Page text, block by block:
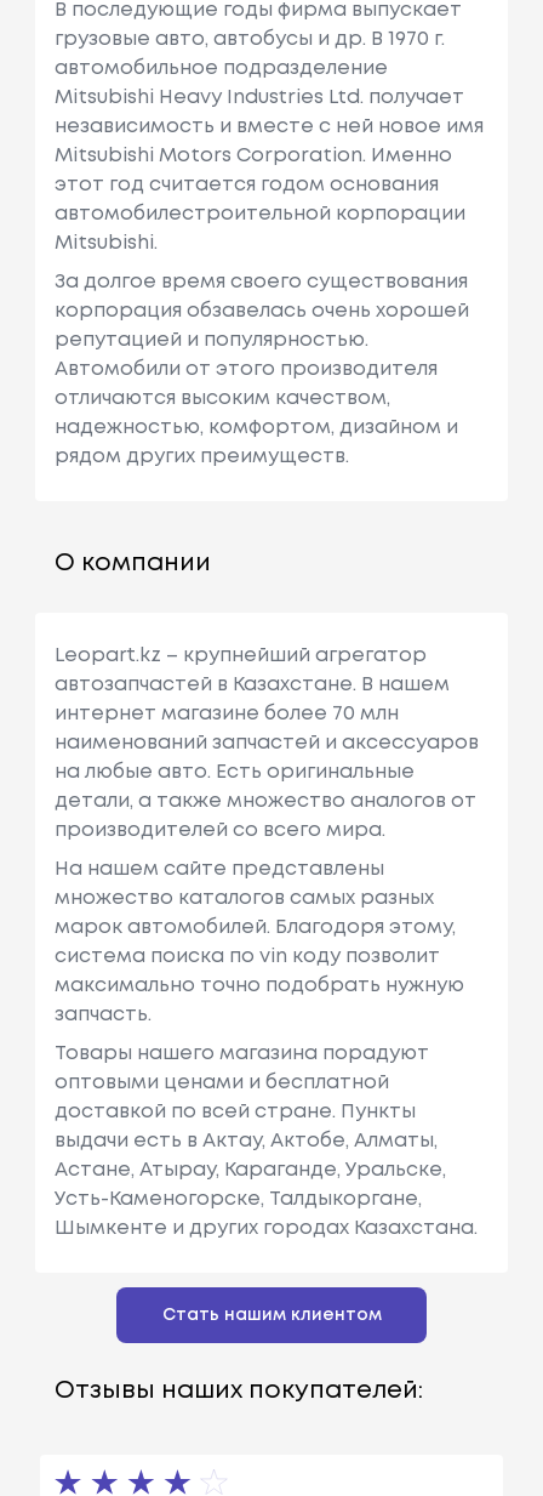
В последующие годы фирма выпускает
грузовые авто, автобусы и др. В 1970 г.
автомобильное подразделение
Mitsubishi Heavy Industries Ltd. получает
независимость и вместе с ней новое имя
Mitsubishi Motors Corporation. Именно
этот год считается годом основания
автомобилестроительной корпорации
Mitsubishi.
За долгое время своего существования
корпорация обзавелась очень хорошей
репутацией и популярностью.
Автомобили от этого производителя
отличаются высоким качеством,
надежностью, комфортом, дизайном и
рядом других преимуществ.
О компании
Leopart.kz – крупнейший агрегатор
автозапчастей в Казахстане. В нашем
интернет магазине более 70 млн
наименований запчастей и аксессуаров
на любые авто. Есть оригинальные
детали, а также множество аналогов от
производителей со всего мира.
На нашем сайте представлены
множество каталогов самых разных
марок автомобилей. Благодоря этому,
система поиска по vin коду позволит
максимально точно подобрать нужную
запчасть.
Товары нашего магазина порадуют
оптовыми ценами и бесплатной
доставкой по всей стране. Пункты
выдачи есть в Актау, Актобе, Алматы,
Астане, Атырау, Караганде, Уральске,
Усть-Каменогорске, Талдыкоргане,
Шымкенте и других городах Казахстана.
Стать нашим клиентом
Отзывы наших покупателей: